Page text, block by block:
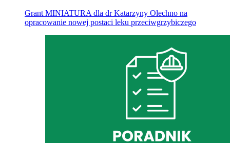
Grant MINIATURA dla dr Katarzyny Olechno na
opracowanie nowej postaci leku przeciwgrzybiczego